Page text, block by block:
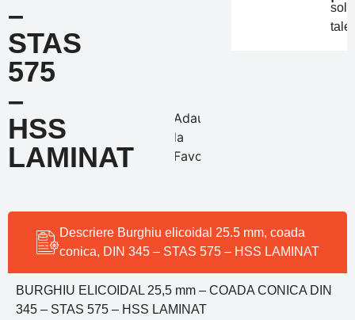
–
STAS
575
–
HSS
LAMINAT
Adauga
la
Favorite
tale
Descriere Burghiu elicoidal 25.5 mm, coada
conica, DIN 345 – STAS 575 – HSS LAMINAT
BURGHIU ELICOIDAL 25,5 mm – COADA CONICA DIN
345 – STAS 575 – HSS LAMINAT